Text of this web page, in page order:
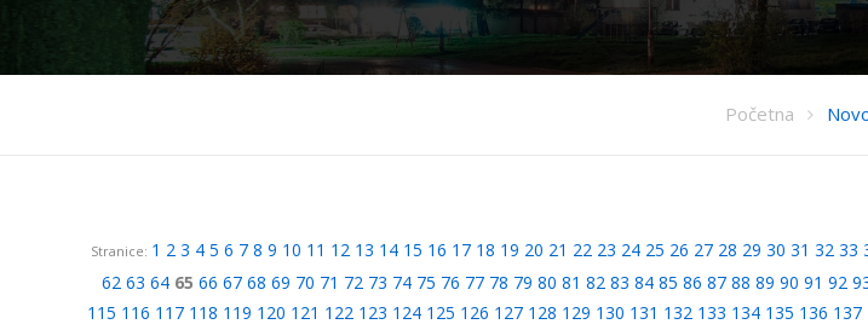
Početna
Stranice: 1 2 3 4 5 6 7 8 9 10 11 12 13 14 15 16 17 18 19 20 21 22 23 24 25 26 27 28 29 30 31 32 33
62 63 64 65 66 67 68 69 70 71 72 73 74 75 76 77 78 79 80 81 82 83 84 85 86 87 88 89 90 91 92
115 116 117 118 119 120 121 122 123 124 125 126 127 128 129 130 131 132 133 134 135 136 137